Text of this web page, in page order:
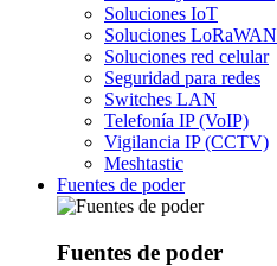
Soluciones IoT
Soluciones LoRaWAN
Soluciones red celular
Seguridad para redes
Switches LAN
Telefonía IP (VoIP)
Vigilancia IP (CCTV)
Meshtastic
Fuentes de poder
Fuentes de poder